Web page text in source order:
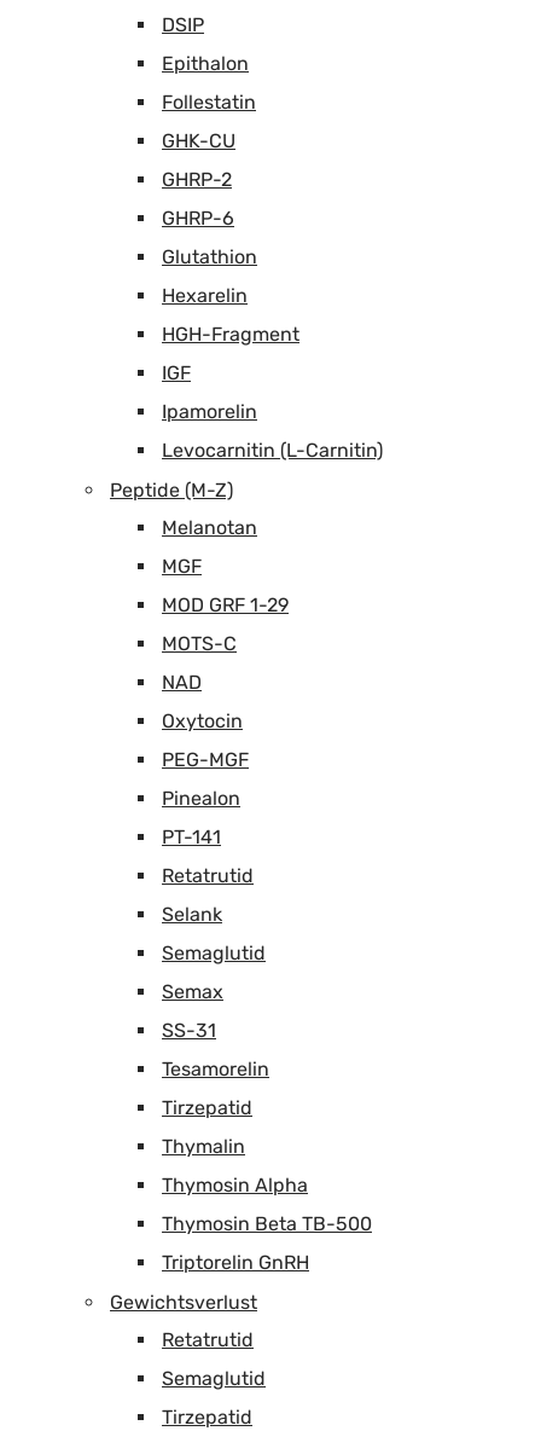
DSIP
Epithalon
Follestatin
GHK-CU
GHRP-2
GHRP-6
Glutathion
Hexarelin
HGH-Fragment
IGF
Ipamorelin
Levocarnitin (L-Carnitin)
Peptide (M-Z)
Melanotan
MGF
MOD GRF 1-29
MOTS-C
NAD
Oxytocin
PEG-MGF
Pinealon
PT-141
Retatrutid
Selank
Semaglutid
Semax
SS-31
Tesamorelin
Tirzepatid
Thymalin
Thymosin Alpha
Thymosin Beta TB-500
Triptorelin GnRH
Gewichtsverlust
Retatrutid
Semaglutid
Tirzepatid